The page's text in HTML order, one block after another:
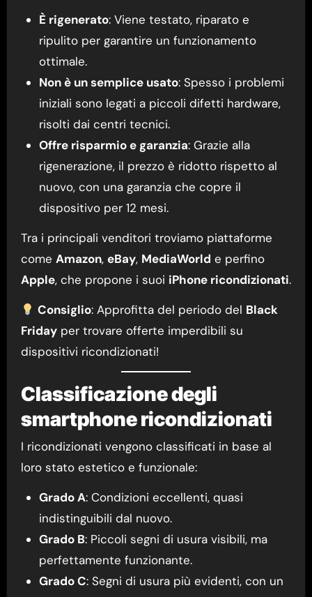
È rigenerato: Viene testato, riparato e
ripulito per garantire un funzionamento
ottimale.
Non è un semplice usato: Spesso i problemi
iniziali sono legati a piccoli difetti hardware,
risolti dai centri tecnici.
Offre risparmio e garanzia: Grazie alla
rigenerazione, il prezzo è ridotto rispetto al
nuovo, con una garanzia che copre il
dispositivo per 12 mesi.
Tra i principali venditori troviamo piattaforme
come Amazon, eBay, MediaWorld e perfino
Apple, che propone i suoi iPhone ricondizionati.
Consiglio: Approfitta del periodo del Black
Fridayper trovare offerte imperdibili su
dispositivi ricondizionati!
Classificazione degli
smartphone ricondizionati
I ricondizionati vengono classificati in base al
loro stato estetico e funzionale:
Grado A: Condizioni eccellenti, quasi
indistinguibili dal nuovo.
Grado B: Piccoli segni di usura visibili, ma
perfettamente funzionante.
Grado C: Segni di usura più evidenti, con un